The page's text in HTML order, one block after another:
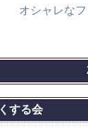
オシャレな
する会